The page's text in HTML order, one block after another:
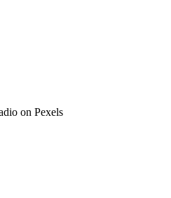
on Pexels